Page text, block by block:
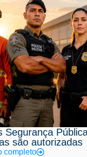
Segurança
são autorizadas
completo